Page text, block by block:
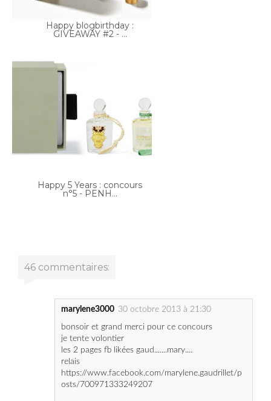
Happy 5 Years : concours
n°5 - PENH...
marylene3000
je tente volontier
les 2 pages fb likées gaud.......mary....
https://www.facebook.com/marylene.gaudrillet/p
osts/700971333249207
sur hc
http://www.hellocoton.fr/merci-a-toi-m1662656